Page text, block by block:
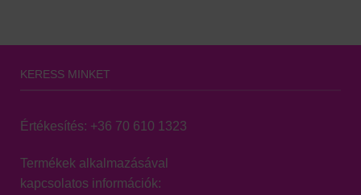
KERESS MINKET
Értékesítés: +36 70 610 1323
Termékek alkalmazásával
kapcsolatos információk: